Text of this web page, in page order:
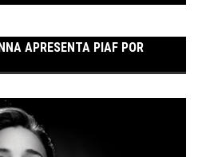
APRESENTA PIAF POR